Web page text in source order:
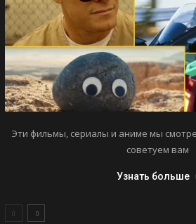
Эти фильмы, сериалы и аниме мы
советуем вам
Узнать больше